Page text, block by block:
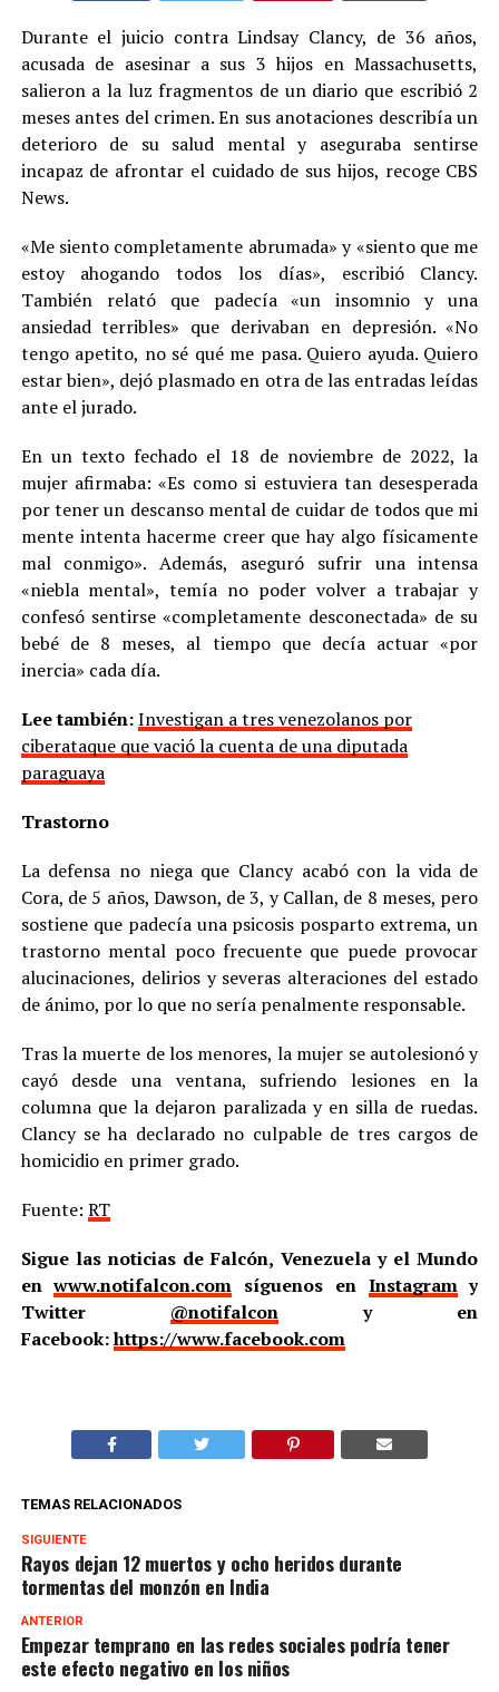
Durante el juicio contra Lindsay Clancy, de 36 años,
acusada de asesinar a sus 3 hijos en Massachusetts,
salieron a la luz fragmentos de un diario que escribió 2
meses antes del crimen. En sus anotaciones describía un
deterioro de su salud mental y aseguraba sentirse
incapaz de afrontar el cuidado de sus hijos, recoge CBS
News.
«Me siento completamente abrumada» y «siento que me
estoy ahogando todos los días», escribió Clancy.
También relató que padecía «un insomnio y una
ansiedad terribles» que derivaban en depresión. «No
tengo apetito, no sé qué me pasa. Quiero ayuda. Quiero
estar bien», dejó plasmado en otra de las entradas leídas
ante el jurado.
En un texto fechado el 18 de noviembre de 2022, la
mujer afirmaba: «Es como si estuviera tan desesperada
por tener un descanso mental de cuidar de todos que mi
mente intenta hacerme creer que hay algo físicamente
mal conmigo». Además, aseguró sufrir una intensa
«niebla mental», temía no poder volver a trabajar y
confesó sentirse «completamente desconectada» de su
bebé de 8 meses, al tiempo que decía actuar «por
inercia» cada día.
Lee también:Investigan a tres venezolanos por
ciberataque que vació la cuenta de una diputada
paraguaya
Trastorno
La defensa no niega que Clancy acabó con la vida de
Cora, de 5 años, Dawson, de 3, y Callan, de 8 meses, pero
sostiene que padecía una psicosis posparto extrema, un
trastorno mental poco frecuente que puede provocar
alucinaciones, delirios y severas alteraciones del estado
de ánimo, por lo que no sería penalmente responsable.
Tras la muerte de los menores, la mujer se autolesionó y
cayó desde una ventana, sufriendo lesiones en la
columna que la dejaron paralizada y en silla de ruedas.
Clancy se ha declarado no culpable de tres cargos de
homicidio en primer grado.
Fuente: RT
Sigue las noticias de Falcón, Venezuela y el Mundo
enwww.notifalcon.com síguenos en Instagramy
Twitter @notifalcony en
Facebook:https://www.facebook.com
TEMAS RELACIONADOS
SIGUIENTE
Rayos dejan 12 muertos y ocho heridos durante
tormentas del monzón en India
ANTERIOR
Empezar temprano en las redes sociales podría tener
este efecto negativo en los niños